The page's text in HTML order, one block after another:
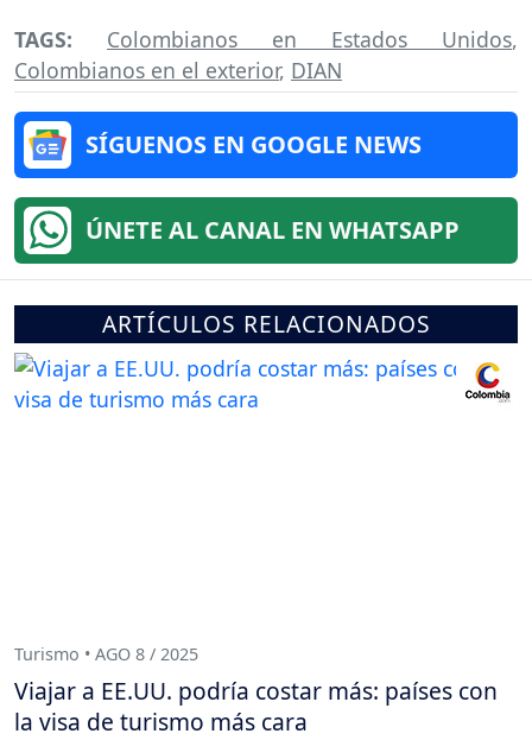
TAGS: Colombianos en Estados Unidos,
Colombianos en el exterior, DIAN
SÍGUENOS EN GOOGLE NEWS
ÚNETE AL CANAL EN WHATSAPP
ARTÍCULOS RELACIONADOS
Turismo • AGO 8 / 2025
Viajar a EE.UU. podría costar más: países con
la visa de turismo más cara